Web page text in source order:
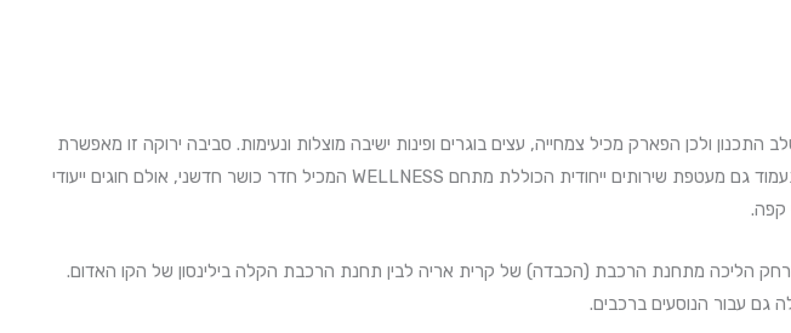
ולכן הפארק מכיל צמחייה, עצים בוגרים ופינות ישיבה מוצלות ונעימות. סביבה ירוקה זו מאפשרת
לשוכרים ליהנות מכל היתרונות של מיקום מרכזי ונוח, מבלי העומסים שלרוב מאפיינים אזורים דומים. לרשות העובדים תעמוד גם מעטפת שירותים ייחודית הכוללת מתחם WELLNESS המכיל חדר כושר חדשני, אולם חוגים ייעודי
הליכה מתחנת הרכבת (הכבדה) של קרית אריה לבין תחנת הרכבת הקלה בילינסון של הקו האדום.